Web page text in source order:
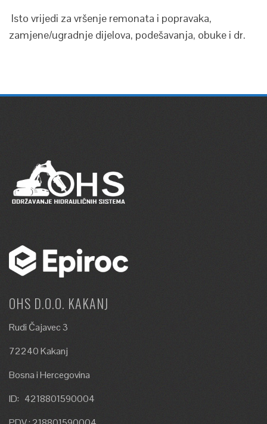
Isto vrijedi za vršenje remonata i popravaka,
zamjene/ugradnje dijelova, podešavanja, obuke i dr.
OHS D.O.O. KAKANJ
Rudi Čajavec 3
72240 Kakanj
Bosna i Hercegovina
ID: 4218801590004